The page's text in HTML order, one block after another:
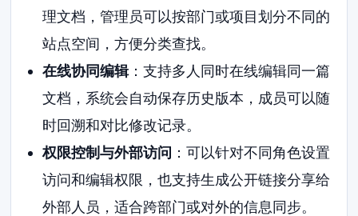
理文档，管理员可以按部门或项目划分不同的
站点空间，方便分类查找。
在线协同编辑：支持多人同时在线编辑同一篇
文档，系统会自动保存历史版本，成员可以随
时回溯和对比修改记录。
权限控制与外部访问 ：可以针对不同角色设置
访问和编辑权限，也支持生成公开链接分享给
外部人员，适合跨部门或对外的信息同步。